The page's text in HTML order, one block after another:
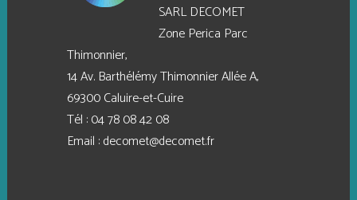
SARL DECOMET
Zone Perica Parc
Thimonnier,
14 Av. Barthélémy Thimonnier Allée A,
69300 Caluire-et-Cuire
Tél :04 78 08 42 08
Email :decomet@decomet.fr